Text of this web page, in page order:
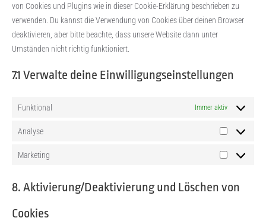
von Cookies und Plugins wie in dieser Cookie-Erklärung beschrieben zu
verwenden. Du kannst die Verwendung von Cookies über deinen Browser
deaktivieren, aber bitte beachte, dass unsere Website dann unter
Umständen nicht richtig funktioniert.
7.1 Verwalte deine Einwilligungseinstellungen
Funktional Immer aktiv
Analyse
Analyse
Marketing
Marketing
8. Aktivierung/Deaktivierung und Löschen von
Cookies